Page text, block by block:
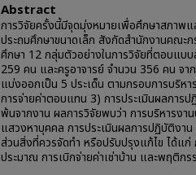
Abstract
การวิจัยครั้งนี้มีจุดมุ่งหมายเพื่อศึกษาสภาพแ
ประถมศึกษาขนาดเล็ก สังกัดสำนักงานคณะ
ศึกษา 12 กลุ่มตัวอย่างในการวิจัยที่ตอบแบ
259 คน และครูอาจารย์ จำนวน 356 คน จา
แบ่งออกเป็น 5 ประเด็น ตามกรอบการบริห
การจ่ายค่าตอบแทน 3) การประเมินผลกา
พ้นจากงาน ผลการวิจัยพบว่า การบริหารงา
แสวงหาบุคคล การประเมินผลการปฏิบัติงา
ส่วนสิ่งที่ควรจัดทำ หรือปรับปรุงแก้ไข ได้แ
ประมาณ การเบิกจ่ายค่าเช่าบ้าน และพฤติกร